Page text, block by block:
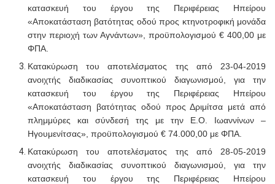
κατασκευή του έργου της Περιφέρειας Ηπείρου
«Αποκατάσταση βατότητας οδού προς κτηνοτροφική μονάδα
στην περιοχή των Αγνάντων», προϋπολογισμού € 400,00 με
ΦΠΑ.
Κατακύρωση του αποτελέσματος της από 23-04-2019
ανοιχτής διαδικασίας συνοπτικού διαγωνισμού , για την
κατασκευή του έργου της Περιφέρειας Ηπείρου
«Αποκατάσταση βατότητας οδού προς Δριμίτσα μετά από
πλημμύρες και σύνδεσή της με την Ε.Ο. Ιωαννίνων –
Ηγουμενίτσας», προϋπολογισμού € 74.000,00 με ΦΠΑ.
Κατακύρωση του αποτελέσματος της από 28-05-2019
ανοιχτής διαδικασίας συνοπτικού διαγωνισμού , για την
κατασκευή του έργουτης Περιφέρειας Ηπείρου